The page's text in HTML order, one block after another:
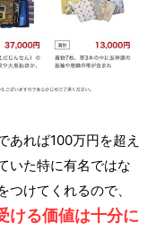
あれば100万円を超え
いた特に有名ではな
けてくれるので、
ける価値は十分に